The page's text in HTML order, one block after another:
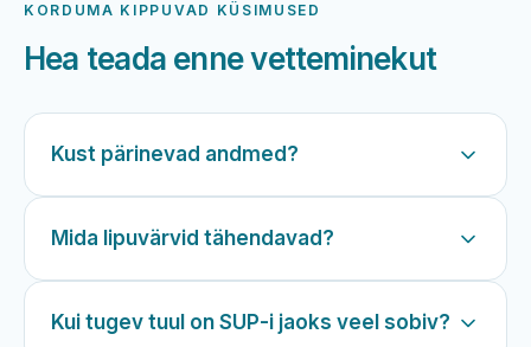
KORDUMA KIPPUVAD KÜSIMUSED
Hea teada enne vetteminekut
Kust pärinevad andmed?
Mida lipuvärvid tähendavad?
Kui tugev tuul on SUP-i jaoks veel sobiv?